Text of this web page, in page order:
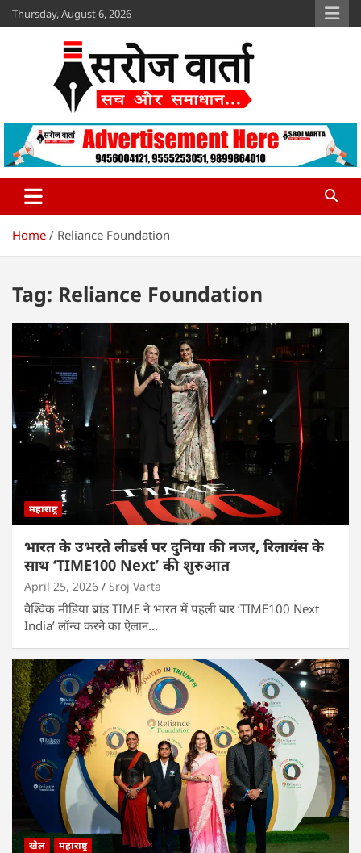
Skip
to
Thursday, August 6, 2026
Sroj Varta
www.srojvarta.in
Home Reliance Foundation
Tag: Reliance Foundation
महाराष्ट्र
भारत के उभरते लीडर्स पर दुनिया की नजर, रिलायंस के
साथ ‘TIME100 Next’ की शुरुआत
April 25, 2026 Sroj Varta
वैश्विक मीडिया ब्रांड TIME ने भारत में पहली बार ‘TIME100 Next
India’ लॉन्च करने का ऐलान…
खेल महाराष्ट्र